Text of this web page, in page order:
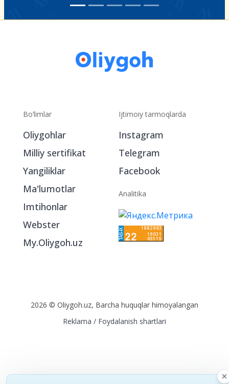
Bo‘limlar
Oliygohlar
Milliy sertifikat
Yangiliklar
Ma'lumotlar
Imtihonlar
Webster
My.Oliygoh.uz
Ijtimoiy tarmoqlarda
Instagram
Telegram
Facebook
Analitika
2026 © Oliygoh.uz, Barcha huquqlar himoyalangan
Reklama / Foydalanish shartlari